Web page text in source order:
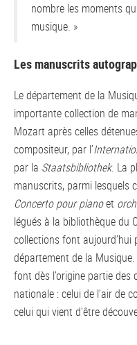
nombre les moments
musique. »
Les manuscrits
Le département de la
importante collection de
Mozart après celles
compositeur, par l’
par la Staatsbibliothek. La
manuscrits, parmi lesquels
Concerto pour pianoet
légués à la bibliothèque du
collections font aujourd’hui
département de la
font dès l’origine partie
nationale : celui de l’air de
celui qui vient d’être